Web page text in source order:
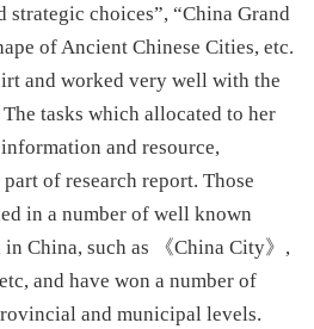
strategic choices”, “China Grand
of Ancient Chinese Cities, etc.
and worked very well with the
tasks which allocated to her
and resource,
of research report. Those
in a number of well known
China, such as 《China City》,
and have won a number of
and municipal levels.